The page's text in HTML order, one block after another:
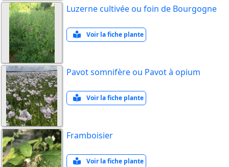
Luzerne cultivée ou foin de Bourgogne
Voir la fiche plante
Pavot somnifère ou Pavot à opium
Voir la fiche plante
Framboisier
Voir la fiche plante